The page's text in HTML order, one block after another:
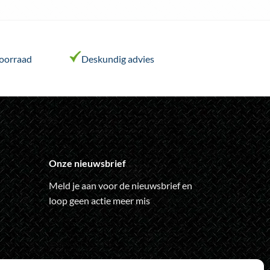
Deskundig advies
Onze nieuwsbrief
Meld je aan voor de nieuwsbrief en
loop geen actie meer mis